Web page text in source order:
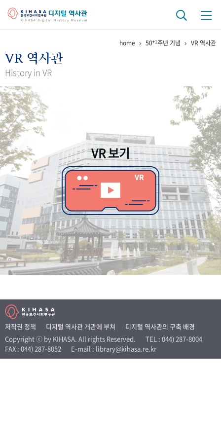
걸어온 길 기관 변천사
연구 역사
정책과 연구
간행물 변천사
기록물 아카이브
사진 아카이브 문서 기록물 행정박물 영상 기록물
50 주년 기념
성과 50선 숫자로 보는 50년 50 +1주년 광장
세계와 함께 한 KIHASA
VR 역사관
home 50+1주년 기념 VR 역사관
VR 역사관
History in VR
VR 보기
저작권 정책 디지털 역사관 개관에 부쳐
디지털 역사관의 구축 배경
Copyright ⓒ by KIHASA. All rights Reserved.
TEL : 044) 287-8004
FAX : 044) 287-8052
E-mail : library@kihasa.re.kr